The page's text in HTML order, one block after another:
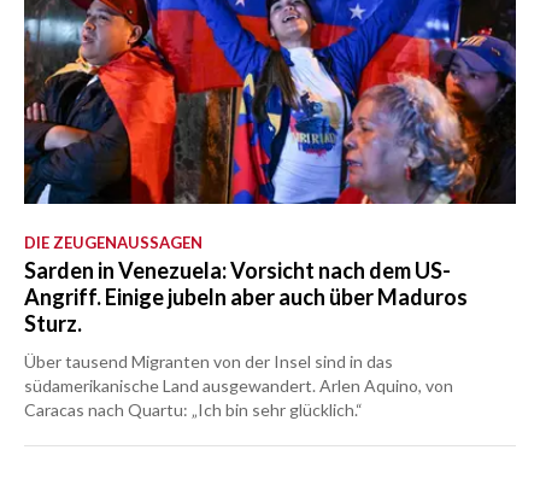
DIE ZEUGENAUSSAGEN
Sarden in Venezuela: Vorsicht nach dem US-
Angriff. Einige jubeln aber auch über Maduros
Sturz.
Über tausend Migranten von der Insel sind in das
südamerikanische Land ausgewandert. Arlen Aquino, von
Caracas nach Quartu: „Ich bin sehr glücklich.“